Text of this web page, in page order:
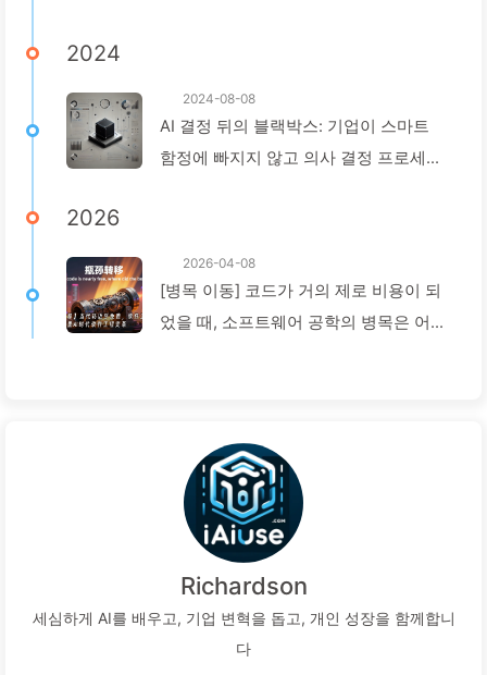
2024
2024-08-08
AI 결정 뒤의 블랙박스: 기업이 스마트
함정에 빠지지 않고 의사 결정 프로세스
2026
2026-04-08
[병목 이동] 코드가 거의 제로 비용이 되
었을 때, 소프트웨어 공학의 병목은 어디
Richardson
세심하게 AI를 배우고, 기업 변혁을 돕고, 개인 성장을 함께합니
다